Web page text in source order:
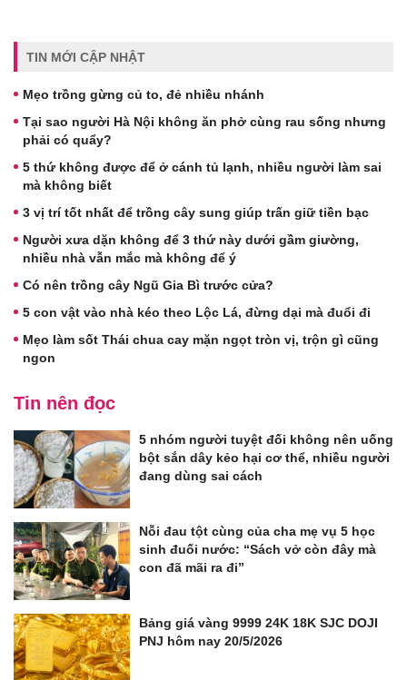
TIN MỚI CẬP NHẬT
Mẹo trồng gừng củ to, đẻ nhiều nhánh
Tại sao người Hà Nội không ăn phở cùng rau sống nhưng
phải có quẩy?
5 thứ không được để ở cánh tủ lạnh, nhiều người làm sai
mà không biết
3 vị trí tốt nhất để trồng cây sung giúp trấn giữ tiền bạc
Người xưa dặn không để 3 thứ này dưới gầm giường,
nhiều nhà vẫn mắc mà không để ý
Có nên trồng cây Ngũ Gia Bì trước cửa?
5 con vật vào nhà kéo theo Lộc Lá, đừng dại mà đuổi đi
Mẹo làm sốt Thái chua cay mặn ngọt tròn vị, trộn gì cũng
ngon
Tin nên đọc
5 nhóm người tuyệt đối không nên uống
bột sắn dây kẻo hại cơ thể, nhiều người
đang dùng sai cách
Nỗi đau tột cùng của cha mẹ vụ 5 học
sinh đuối nước: “Sách vở còn đây mà
con đã mãi ra đi”
Bảng giá vàng 9999 24K 18K SJC DOJI
PNJ hôm nay 20/5/2026